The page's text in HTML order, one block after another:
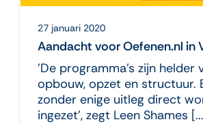
Contact
Aandacht voor Oefenen.nl in
27 januari 2020
'De programma's zijn helder
opbouw, opzet en structuur.
zonder enige uitleg direct
ingezet', zegt Leen Shames